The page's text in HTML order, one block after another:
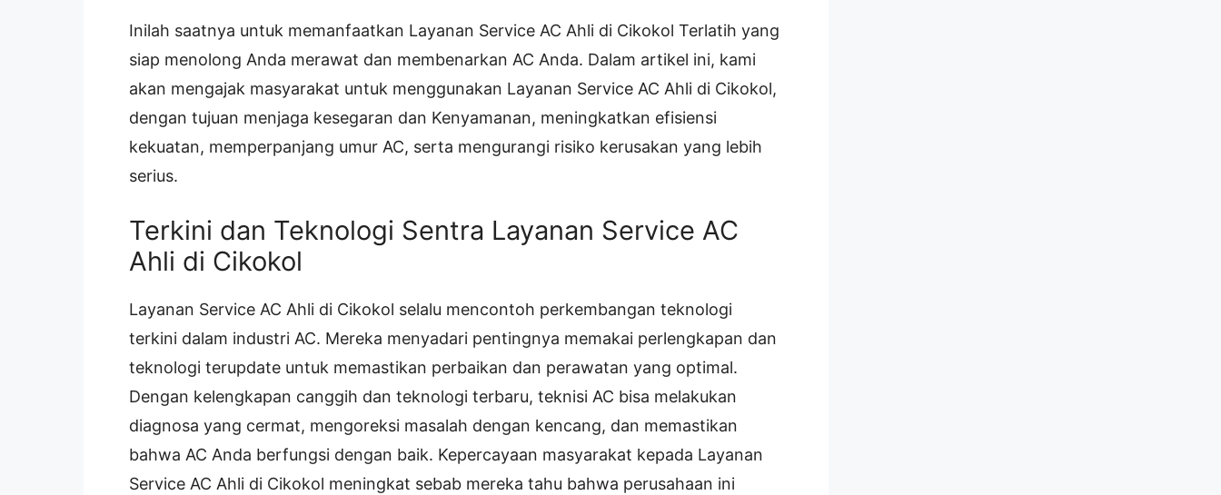
Inilah saatnya untuk memanfaatkan Layanan Service AC Ahli di Cikokol Terlatih yang
siap menolong Anda merawat dan membenarkan AC Anda. Dalam artikel ini, kami
akan mengajak masyarakat untuk menggunakan Layanan Service AC Ahli di Cikokol,
dengan tujuan menjaga kesegaran dan Kenyamanan, meningkatkan efisiensi
kekuatan, memperpanjang umur AC, serta mengurangi risiko kerusakan yang lebih
serius.
Terkini dan Teknologi Sentra Layanan Service AC
Ahli di Cikokol
Layanan Service AC Ahli di Cikokol selalu mencontoh perkembangan teknologi
terkini dalam industri AC. Mereka menyadari pentingnya memakai perlengkapan dan
teknologi terupdate untuk memastikan perbaikan dan perawatan yang optimal.
Dengan kelengkapan canggih dan teknologi terbaru, teknisi AC bisa melakukan
diagnosa yang cermat, mengoreksi masalah dengan kencang, dan memastikan
bahwa AC Anda berfungsi dengan baik. Kepercayaan masyarakat kepada Layanan
Service AC Ahli di Cikokol meningkat sebab mereka tahu bahwa perusahaan ini